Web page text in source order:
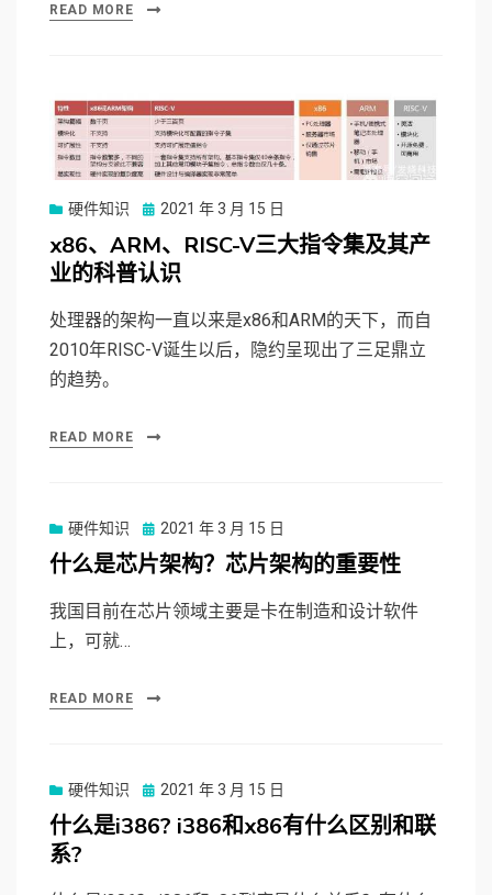
READ MORE
硬件知识
Posted
on
2021 年 3 月 15 日
x86、ARM、RISC-V三大指令集及其产
业的科普认识
处理器的架构一直以来是x86和ARM的天下，而自
2010年RISC-V诞生以后，隐约呈现出了三足鼎立
的趋势。
READ MORE
硬件知识
Posted
on
2021 年 3 月 15 日
什么是芯片架构？芯片架构的重要性
我国目前在芯片领域主要是卡在制造和设计软件
上，可就…
READ MORE
硬件知识
Posted
on
2021 年 3 月 15 日
什么是i386? i386和x86有什么区别和联
系?